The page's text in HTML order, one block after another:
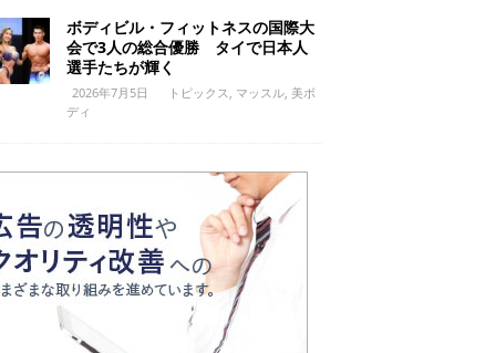
ボディビル・フィットネスの国際大
会で3人の総合優勝 タイで日本人
選手たちが輝く
2026年7月5日 トピックス マッスル, 美ボ
ディ